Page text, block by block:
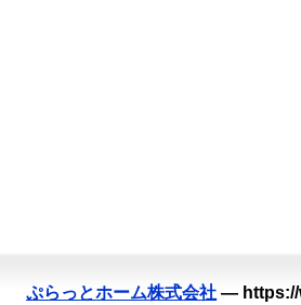
ぷらっとホーム株式会社 —